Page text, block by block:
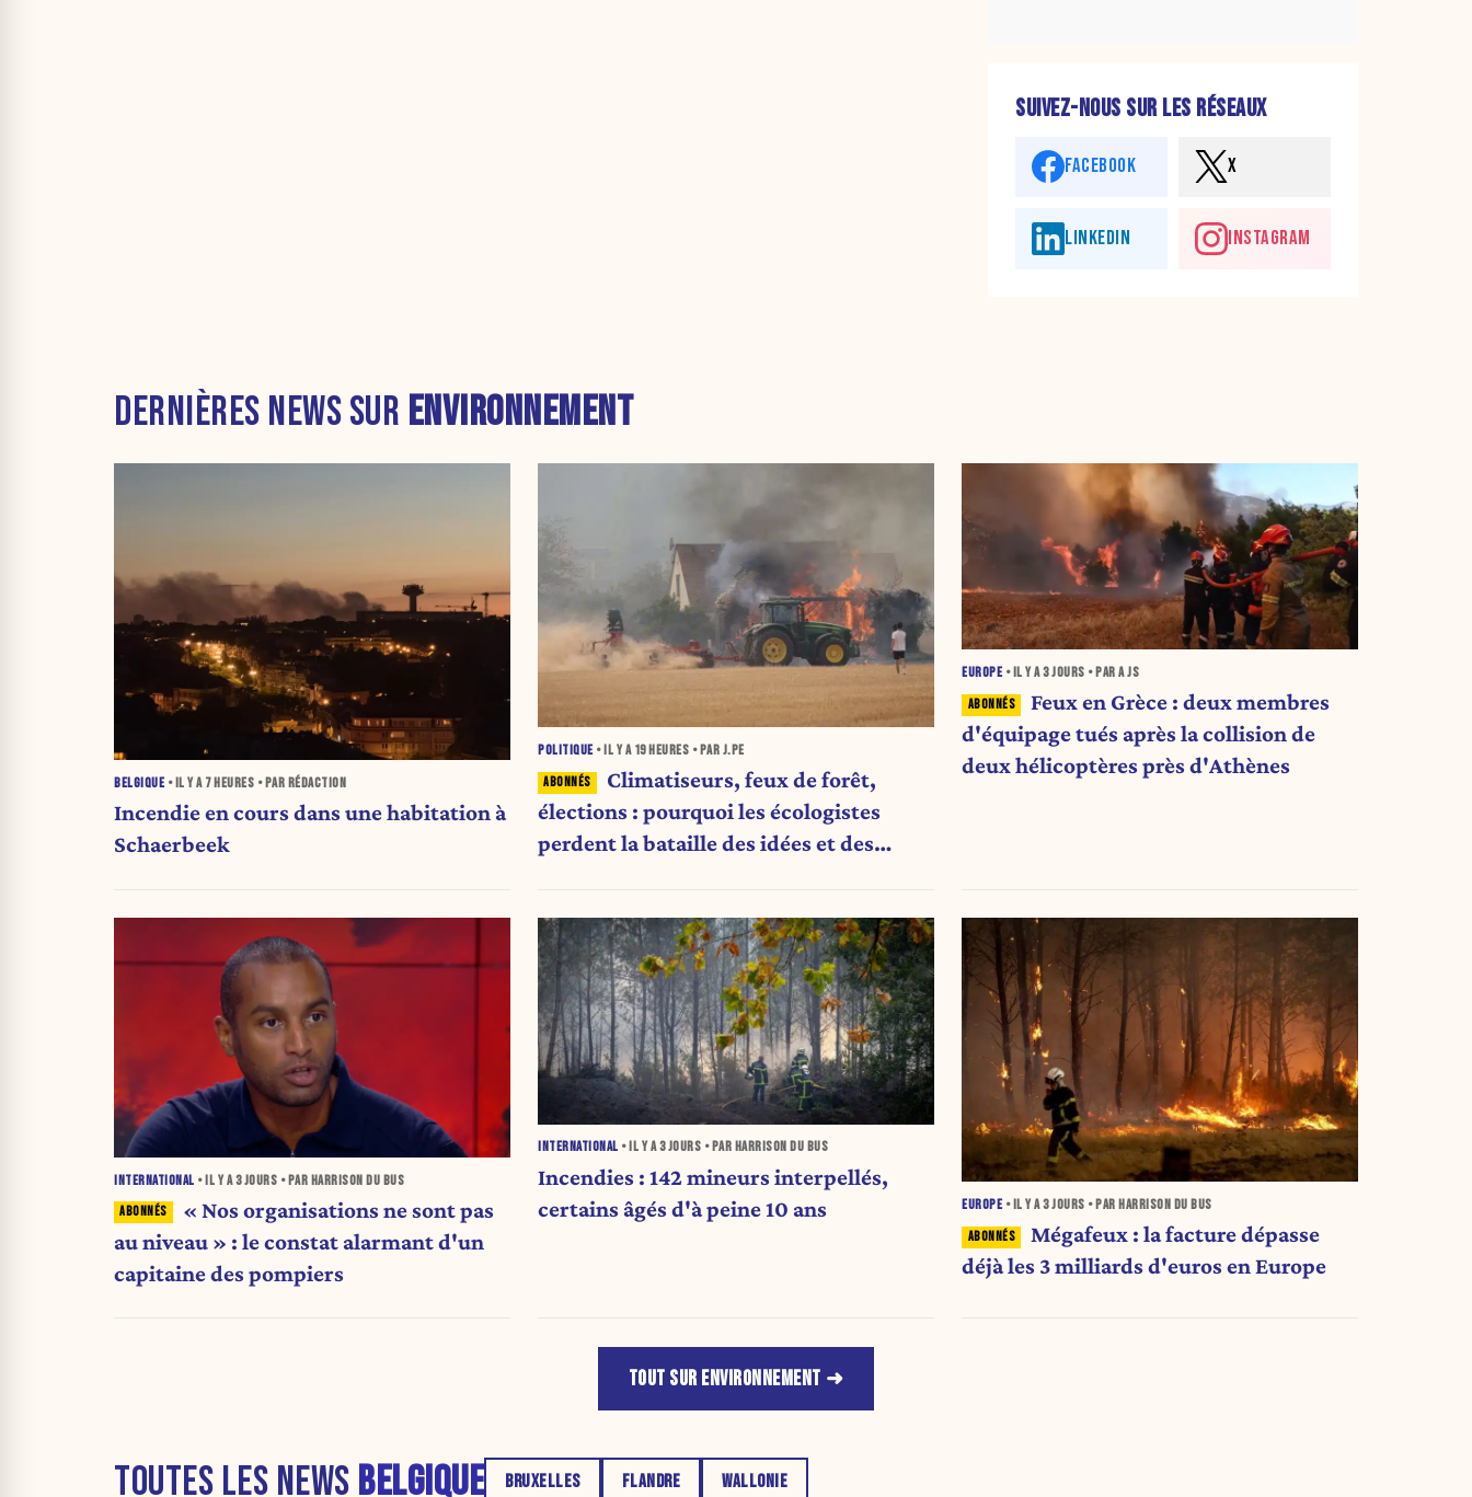
SUIVEZ-NOUS SUR LES RÉSEAUX
FACEBOOK X
LINKEDIN INSTAGRAM
DERNIÈRES NEWS SUR ENVIRONNEMENT
BELGIQUE • IL Y A 7 HEURES • PAR RÉDACTION
Incendie en cours dans une habitation à
Schaerbeek
POLITIQUE • IL Y A 19 HEURES • PAR J.PE
Climatiseurs, feux de forêt,
élections : pourquoi les écologistes
perdent la bataille des idées et des
EUROPE • IL Y A3 JOURS • PAR A JS
Feux en Grèce : deux membres
d'équipage tués après la collision de
deux hélicoptères près d'Athènes
INTERNATIONAL • IL Y A3 JOURS • PAR HARRISON DU BUS
« Nos organisations ne sont pas
au niveau » : le constat alarmant d'un
capitaine des pompiers
INTERNATIONAL • IL Y A3 JOURS • PAR HARRISON DU BUS
Incendies : 142 mineurs interpellés,
certains âgés d'à peine 10 ans
EUROPE • IL Y A3 JOURS • PAR HARRISON DU BUS
Mégafeux : la facture dépasse
déjà les 3 milliards d'euros en Europe
TOUT SUR ENVIRONNEMENT
TOUTES LES NEWS BELGIQUE BRUXELLES FLANDRE WALLONIE